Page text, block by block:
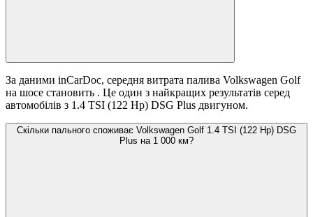
За даними inCarDoc, середня витрата палива Volkswagen Golf
на шосе становить . Це один з найкращих результатів серед
автомобілів з 1.4 TSI (122 Hp) DSG Plus двигуном.
Скільки пального споживає Volkswagen Golf 1.4 TSI (122 Hp) DSG
Plus на 1 000 км?